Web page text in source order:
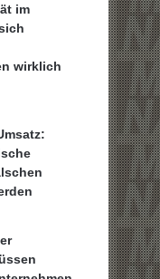
im
wirklich